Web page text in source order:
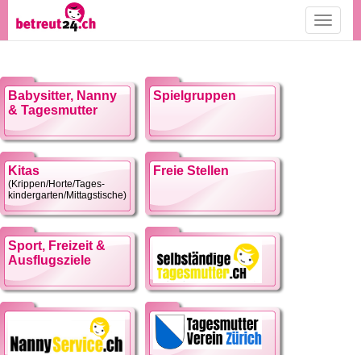
Toggle
Babysitter, Nanny
& Tagesmutter
Spielgruppen
Kitas
(Krippen/Horte/Tages-
kindergarten/Mittagstische)
Freie Stellen
Sport, Freizeit &
Ausflugsziele